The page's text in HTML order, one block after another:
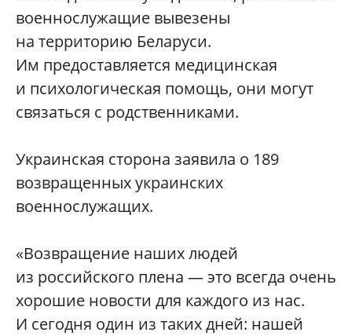
военнослужащие вывезены
на территорию Беларуси.
Им предоставляется медицинская
и психологическая помощь, они могут
связаться с родственниками.
Украинская сторона заявила о 189
возвращенных украинских
военнослужащих.
«Возвращение наших людей
из российского плена — это всегда очень
хорошие новости для каждого из нас.
И сегодня один из таких дней: нашей